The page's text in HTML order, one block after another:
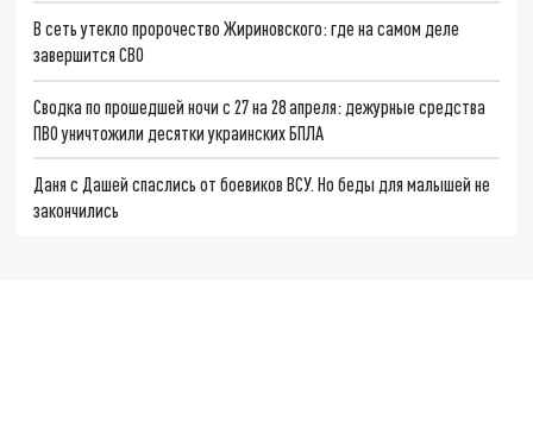
В сеть утекло пророчество Жириновского: где на самом деле
завершится СВО
Сводка по прошедшей ночи с 27 на 28 апреля: дежурные средства
ПВО уничтожили десятки украинских БПЛА
Даня с Дашей спаслись от боевиков ВСУ. Но беды для малышей не
закончились